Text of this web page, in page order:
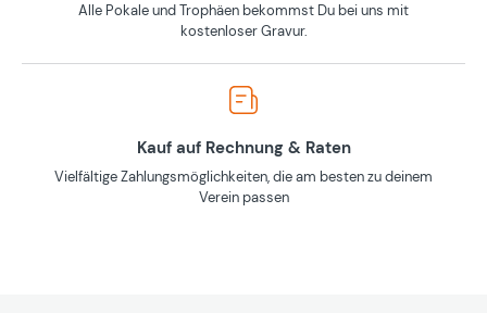
Alle Pokale und Trophäen bekommst Du bei uns mit
kostenloser Gravur.
Kauf auf Rechnung & Raten
Vielfältige Zahlungsmöglichkeiten, die am besten zu deinem
Verein passen